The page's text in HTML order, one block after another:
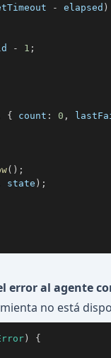
- elapsed )
- 1 ;
{ count : 0 ,
( ) ;
state ) ;
error al agente
no está
)
{